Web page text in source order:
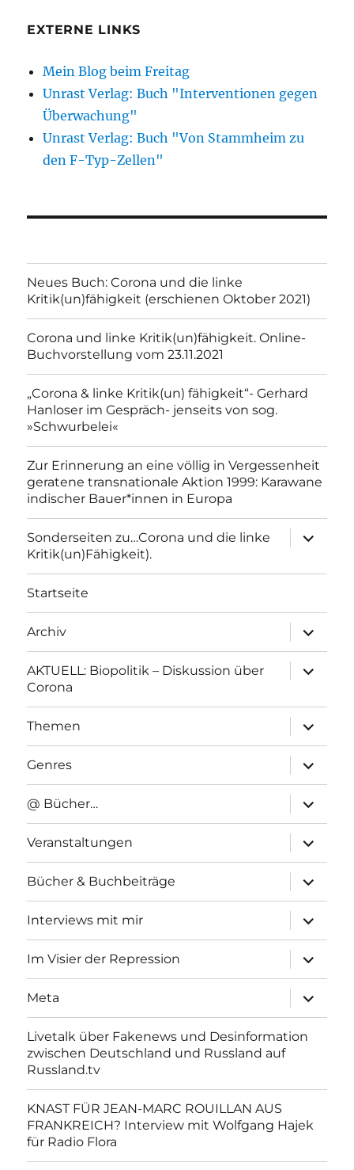
EXTERNE LINKS
Mein Blog beim Freitag
Unrast Verlag: Buch "Interventionen gegen
Überwachung"
Unrast Verlag: Buch "Von Stammheim zu
den F-Typ-Zellen"
Neues Buch: Corona und die linke
Kritik(un)fähigkeit (erschienen Oktober 2021)
Corona und linke Kritik(un)fähigkeit. Online-
Buchvorstellung vom 23.11.2021
„Corona & linke Kritik(un) fähigkeit“- Gerhard
Hanloser im Gespräch- jenseits von sog.
»Schwurbelei«
Zur Erinnerung an eine völlig in Vergessenheit
geratene transnationale Aktion 1999: Karawane
indischer Bauer*innen in Europa
Sonderseiten zu…Corona und die linke
Kritik(un)Fähigkeit).
anzeigen
Startseite
Archiv
anzeigen
AKTUELL: Biopolitik – Diskussion über
Corona
anzeigen
Themen
anzeigen
Genres
anzeigen
@ Bücher…
anzeigen
Veranstaltungen
anzeigen
Bücher & Buchbeiträge
anzeigen
Interviews mit mir
anzeigen
Im Visier der Repression
anzeigen
Meta
anzeigen
Livetalk über Fakenews und Desinformation
zwischen Deutschland und Russland auf
Russland.tv
KNAST FÜR JEAN-MARC ROUILLAN AUS
FRANKREICH? Interview mit Wolfgang Hajek
für Radio Flora